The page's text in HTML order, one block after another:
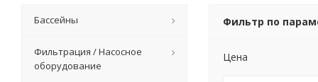
Фильтр по
Цена
Бассейны
Фильтрация / Насосное
оборудование